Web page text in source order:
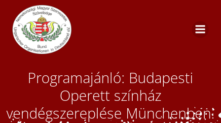
Programajánló: Budapesti
Operett színház
vendégszereplése Münchenben.